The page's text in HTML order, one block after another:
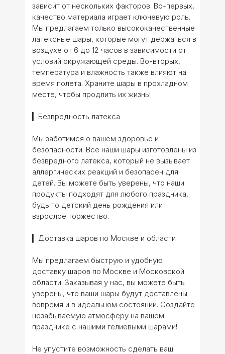
зависит от нескольких факторов. Во-первых,
качество материала играет ключевую роль.
Мы предлагаем только высококачественные
латексные шары, которые могут держаться в
воздухе от 6 до 12 часов в зависимости от
условий окружающей среды. Во-вторых,
температура и влажность также влияют на
время полета. Храните шары в прохладном
месте, чтобы продлить их жизнь!
▎Безвредность латекса
Мы заботимся о вашем здоровье и
безопасности. Все наши шары изготовлены из
безвредного латекса, который не вызывает
аллергических реакций и безопасен для
детей. Вы можете быть уверены, что наши
продукты подходят для любого праздника,
будь то детский день рождения или
взрослое торжество.
▎Доставка шаров по Москве и области
Мы предлагаем быструю и удобную
доставку шаров по Москве и Московской
области. Заказывая у нас, вы можете быть
уверены, что ваши шары будут доставлены
вовремя и в идеальном состоянии. Создайте
незабываемую атмосферу на вашем
празднике с нашими гелиевыми шарами!
Не упустите возможность сделать ваш